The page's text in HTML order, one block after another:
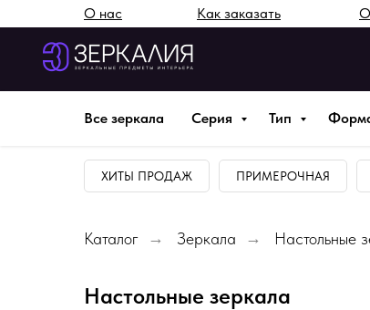
О нас Как заказать
Все зеркала Серия Тип
ХИТЫ ПРОДАЖ ПРИМЕРОЧНАЯ
Каталог → Зеркала → Настольные
Настольные зеркала